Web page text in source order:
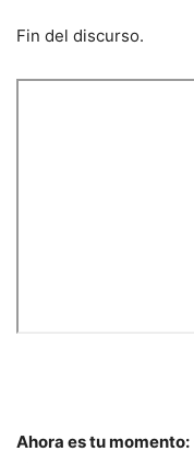
Fin del discurso.
Ahora es tu momento: